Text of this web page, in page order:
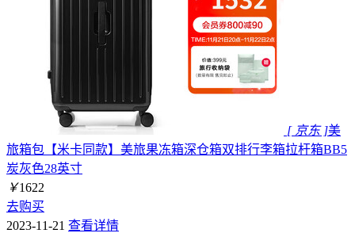
[ 京东 ]美
旅箱包【米卡同款】美旅果冻箱深仓箱双排行李箱拉杆箱BB5
炭灰色28英寸
￥1622
去购买
2023-11-21 查看详情